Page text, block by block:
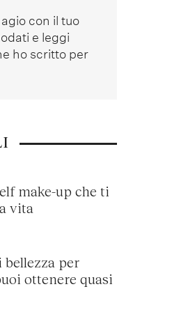
con il tuo
e leggi
ho scritto per
make-up che ti
vita
bellezza per
ottenere quasi